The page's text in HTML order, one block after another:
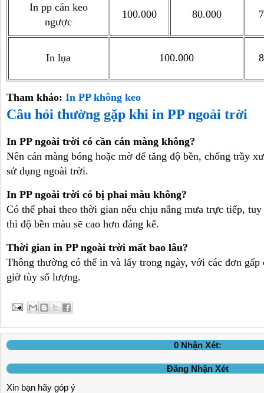
In pp cán keo
ngược
100.000 80.000
In lụa 100.000
Tham khảo: In PP không keo
Câu hỏi thường gặp khi in PP ngoài trời
In PP ngoài trời có cần cán màng không?
Nên cán màng bóng hoặc mờ để tăng độ bền, chống trầy
sử dụng ngoài trời.
In PP ngoài trời có bị phai màu không?
Có thể phai theo thời gian nếu chịu nắng mưa trực tiếp, tuy
thì độ bền màu sẽ cao hơn đáng kể.
Thời gian in PP ngoài trời mất bao lâu?
Thông thường có thể in và lấy trong ngày, với các đơn
giờ tùy số lượng.
0 Nhận Xét:
Đăng Nhận Xét
Xin bạn hãy góp ý